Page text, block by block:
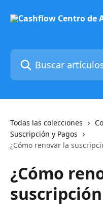
Buscar artículos...
Todas las colecciones
Suscripción y Pagos
¿Cómo renovar la
¿Cómo